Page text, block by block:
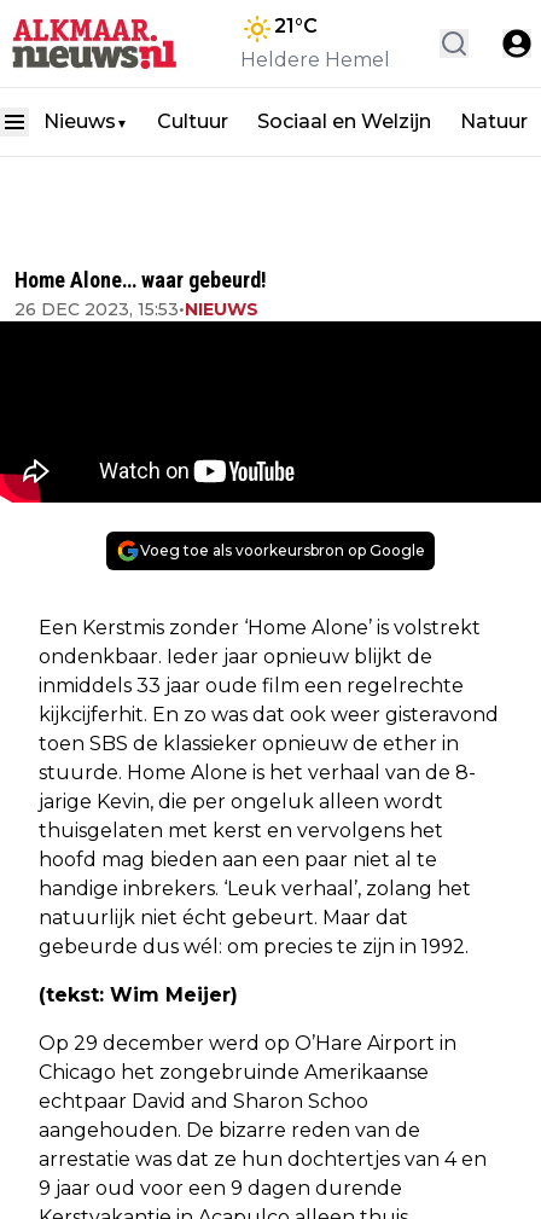
21°C
Heldere Hemel
Nieuws ▼ Cultuur Sociaal en Welzijn Natuur
Home Alone… waar gebeurd!
26 DEC 2023, 15:53•NIEUWS
Voeg toe als voorkeursbron op Google
Een Kerstmis zonder ‘Home Alone’ is volstrekt
ondenkbaar. Ieder jaar opnieuw blijkt de
inmiddels 33 jaar oude film een regelrechte
kijkcijferhit. En zo was dat ook weer gisteravond
toen SBS de klassieker opnieuw de ether in
stuurde. Home Alone is het verhaal van de 8-
jarige Kevin, die per ongeluk alleen wordt
thuisgelaten met kerst en vervolgens het
hoofd mag bieden aan een paar niet al te
handige inbrekers. ‘Leuk verhaal’, zolang het
natuurlijk niet écht gebeurt. Maar dat
gebeurde dus wél: om precies te zijn in 1992.
(tekst: Wim Meijer)
Op 29 december werd op O’Hare Airport in
Chicago het zongebruinde Amerikaanse
echtpaar David and Sharon Schoo
aangehouden. De bizarre reden van de
arrestatie was dat ze hun dochtertjes van 4 en
9 jaar oud voor een 9 dagen durende